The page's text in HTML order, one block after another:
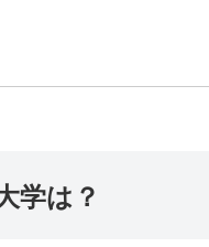
学は？